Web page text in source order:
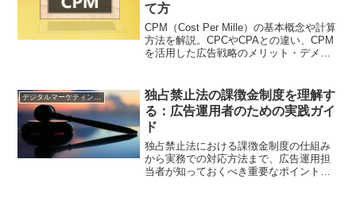
て方
CPM（Cost Per Mille）の基本概念や計算
方法を解説。CPCやCPAとの違い、CPM
を活用した広告戦略のメリット・デメリ
デジタルマーケティング基礎
独占禁止法の課徴金制度を理解す
る：広告運用者のための実践ガイ
ド
独占禁止法における課徴金制度の仕組み
から実務での対応方法まで、広告運用担
当者が知っておくべき重要なポイントを